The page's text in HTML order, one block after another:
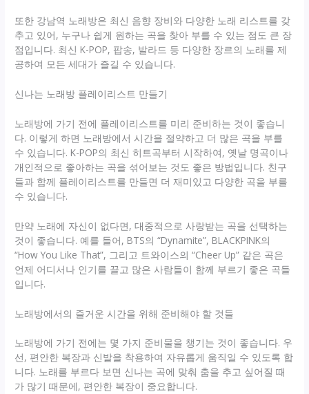
또한 강남역 노래방은 최신 음향 장비와 다양한 노래 리스트를 갖
추고 있어, 누구나 쉽게 원하는 곡을 찾아 부를 수 있는 점도 큰 장
점입니다. 최신 K-POP, 팝송, 발라드 등 다양한 장르의 노래를 제
공하여 모든 세대가 즐길 수 있습니다.
신나는 노래방 플레이리스트 만들기
노래방에 가기 전에 플레이리스트를 미리 준비하는 것이 좋습니
다. 이렇게 하면 노래방에서 시간을 절약하고 더 많은 곡을 부를
수 있습니다. K-POP의 최신 히트곡부터 시작하여, 옛날 명곡이나
개인적으로 좋아하는 곡을 섞어보는 것도 좋은 방법입니다. 친구
들과 함께 플레이리스트를 만들면 더 재미있고 다양한 곡을 부를
수 있습니다.
만약 노래에 자신이 없다면, 대중적으로 사랑받는 곡을 선택하는
것이 좋습니다. 예를 들어, BTS의 “Dynamite”, BLACKPINK의
“How You Like That”, 그리고 트와이스의 “Cheer Up” 같은 곡은
언제 어디서나 인기를 끌고 많은 사람들이 함께 부르기 좋은 곡들
입니다.
노래방에서의 즐거운 시간을 위해 준비해야 할 것들
노래방에 가기 전에는 몇 가지 준비물을 챙기는 것이 좋습니다. 우
선, 편안한 복장과 신발을 착용하여 자유롭게 움직일 수 있도록 합
니다. 노래를 부르다 보면 신나는 곡에 맞춰 춤을 추고 싶어질 때
가 많기 때문에, 편안한 복장이 중요합니다.